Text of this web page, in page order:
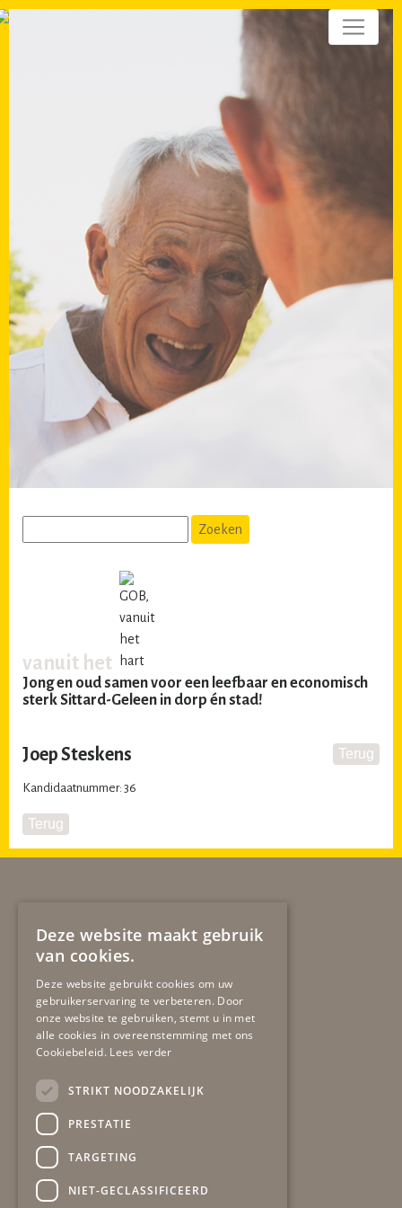
vanuit het
Jong en oud samen voor een leefbaar en economisch
sterk Sittard-Geleen in dorp én stad!
Joep Steskens
Kandidaatnummer: 36
Secretariaatgob
Winston Churchilllaan 19
6137 EA SITTARD
secretariaat@gob-online.nl
Algemeen contact
bel:06-51724483
mail:
Deze website maakt gebruik
van cookies.
Deze website gebruikt cookies om uw
gebruikerservaring te verbeteren. Door
onze website te gebruiken, stemt u in met
alle cookies in overeenstemming met ons
Cookiebeleid. Lees verder
STRIKT NOODZAKELIJK
PRESTATIE
TARGETING
NIET-GECLASSIFICEERD